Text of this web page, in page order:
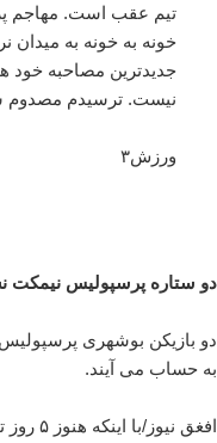
تیم عقب است. مهاجم
خونه به خونه به
جدیدترین مصاحبه
نیست. ترسیدم مصدوم
ورزش۳
دو ستاره پرسپولیس نیمکت
دو بازیکن بوشهری
به حساب می آیند.
افغق